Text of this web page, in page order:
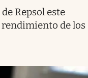
Repsol este
rendimiento de los